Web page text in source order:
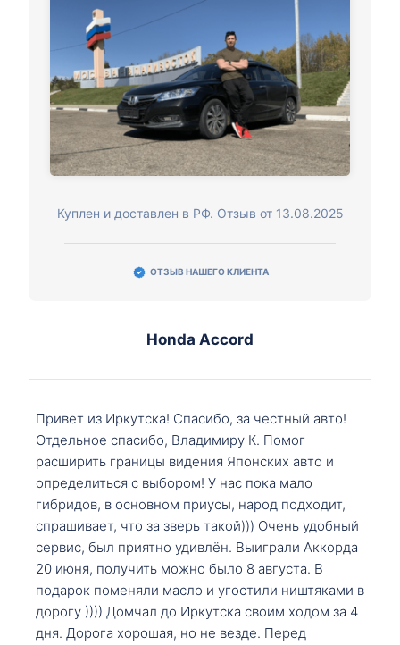
Куплен и доставлен в РФ. Отзыв от 13.08.2025
ОТЗЫВ НАШЕГО КЛИЕНТА
Honda Accord
Привет из Иркутска! Спасибо, за честный авто!
Отдельное спасибо, Владимиру К. Помог
расширить границы видения Японских авто и
определиться с выбором! У нас пока мало
гибридов, в основном приусы, народ подходит,
спрашивает, что за зверь такой))) Очень удобный
сервис, был приятно удивлён. Выиграли Аккорда
20 июня, получить можно было 8 августа. В
подарок поменяли масло и угостили ништяками в
дорогу )))) Домчал до Иркутска своим ходом за 4
дня. Дорога хорошая, но не везде. Перед